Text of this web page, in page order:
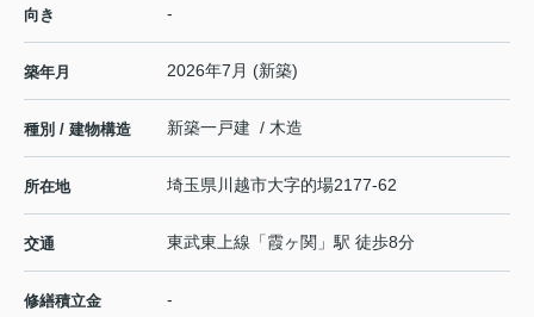
向き -
築年月 2026年7月 (新築)
種別 / 建物構造 新築一戸建 / 木造
所在地 埼玉県 川越市大字的場2177-62
交通 東武東上線 「霞ヶ関 」駅 徒歩8分
修繕積立金 -